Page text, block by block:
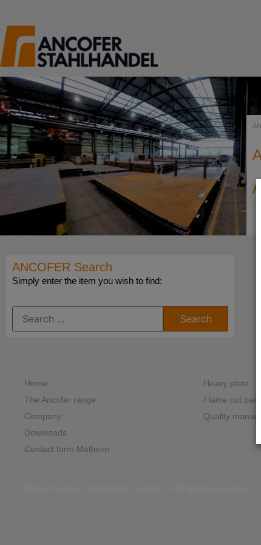
ANCOFER Search
Simply enter the item you wish to find:
Home
The Ancofer range
Company
Downloads
Contact form Mülheim
Heavy plate
Flame cut parts
Quality